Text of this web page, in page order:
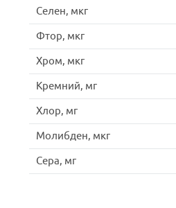
Селен, мкг
Фтор, мкг
Хром, мкг
Кремний, мг
Хлор, мг
Молибден, мкг
Сера, мг